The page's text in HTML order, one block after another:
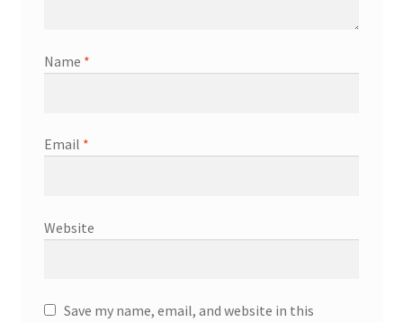
Name *
Email *
Website
Save my name, email, and website in this